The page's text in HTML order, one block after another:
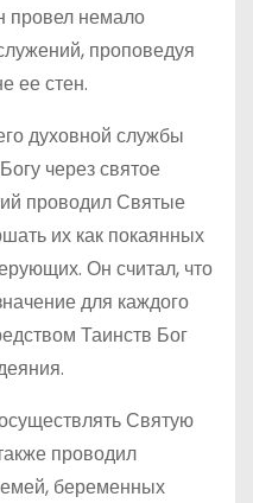
провел немало
проповедуя
ее стен.
духовной службы
через святое
проводил Святые
их как покаянных
Он считал, что
для каждого
Таинств Бог
Святую
проводил
беременных